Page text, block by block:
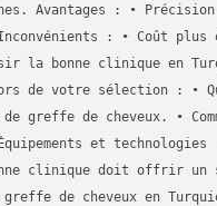
Avantages : •
: • Coût
la bonne clinique en
de votre sélection : •
de greffe de cheveux. •
et
clinique doit offrir
de cheveux en